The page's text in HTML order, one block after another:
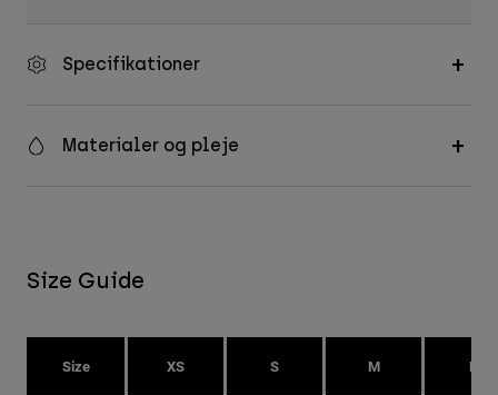
Specifikationer
Materialer og pleje
Size Guide
Size XS S M L